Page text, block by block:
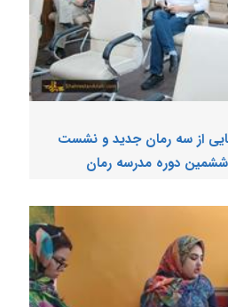
از سه رمان جدید و نشست
ششمین دوره مدرسه رمان